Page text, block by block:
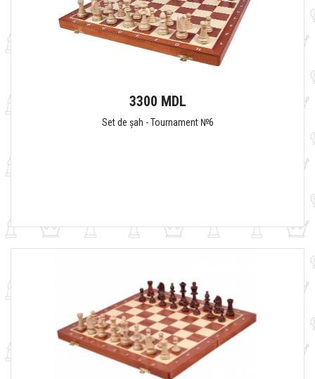
3300 MDL
Set de șah - Tournament №6